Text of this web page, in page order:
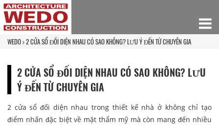
WEDO 2 CỬA SỔ ĐỐI DIỆN NHAU CÓ SAO KHÔNG? LƯU Ý ĐẾN TỪ CHUYÊN GIA
2 CỬA SỔ ĐỐI DIỆN NHAU CÓ SAO KHÔNG? LƯU
Ý ĐẾN TỪ CHUYÊN GIA
2 cửa sổ đối diện nhau trong thiết kế nhà ở không chỉ tạo
điểm nhấn đặc biệt về mặt thẩm mỹ mà còn mang đến nhiều